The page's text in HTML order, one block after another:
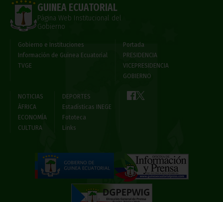
GUINEA ECUATORIAL
Página Web Institucional del
Gobierno
Gobierno e Instituciones
Información de Guinea Ecuatorial
TVGE
Portada
PRESIDENCIA
VICEPRESIDENCIA
GOBIERNO
NOTICIAS
ÁFRICA
ECONOMÍA
CULTURA
DEPORTES
Estadísticas INEGE
Fototeca
Links